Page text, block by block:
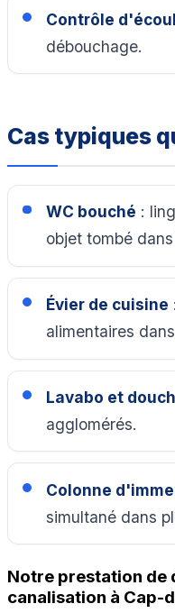
Contrôle
débouchage.
Cas typiques
WC bouché :
objet tombé
Évier de cuisine
alimentaires
Lavabo et
agglomérés.
Colonne
simultané dans
Notre prestation de
canalisation à Cap-